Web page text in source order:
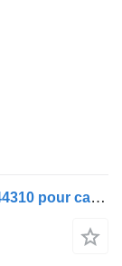
Pompe de direction assistée LuK 542044310 pour camion Renault V.I. KERAX